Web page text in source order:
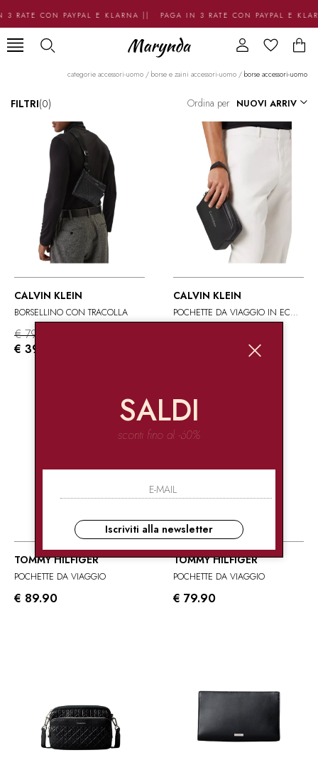
3 RATE CON PAYPAL E KLARNA || PAGA IN 3 RATE CON PAYPAL E
categorie accessori-uomo / borse e zaini accessori-uomo / borse accessori-uomo
FILTRI(0) Ordina per
CALVIN KLEIN
BORSELLINO CON TRACOLLA
€ 79.90
€ 39.95
CALVIN KLEIN
POCHETTE DA VIAGGIO IN ECOPELLE
TOMMY HILFIGER
POCHETTE DA VIAGGIO
€ 89.90
TOMMY HILFIGER
POCHETTE DA VIAGGIO
€ 79.90
SALDI
sconti fino al -60%
Iscriviti alla newsletter